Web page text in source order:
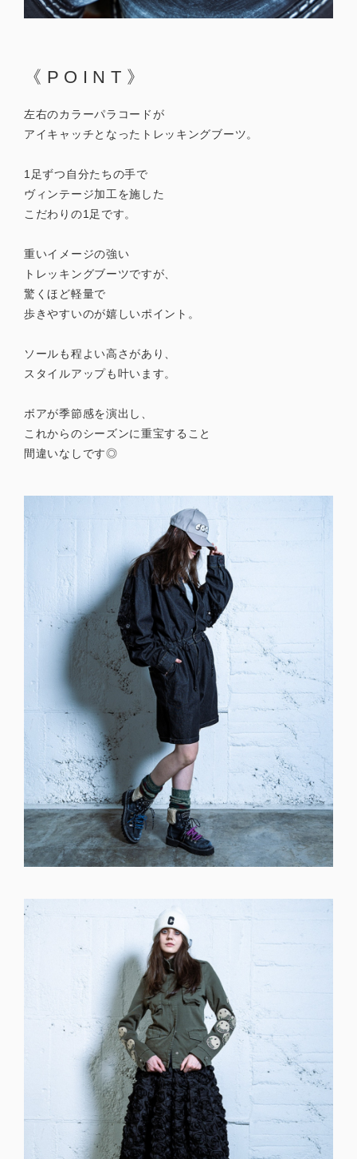
《POINT》
左右のカラーパラコードが
アイキャッチとなったトレッキングブーツ。
1足ずつ自分たちの手で
ヴィンテージ加工を施した
こだわりの1足です。
重いイメージの強い
トレッキングブーツですが、
驚くほど軽量で
歩きやすいのが嬉しいポイント。
ソールも程よい高さがあり、
スタイルアップも叶います。
ボアが季節感を演出し、
これからのシーズンに重宝すること
間違いなしです◎